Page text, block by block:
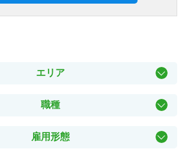
エリア
職種
雇用形態